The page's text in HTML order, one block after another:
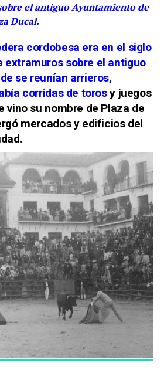
el antiguo Ayuntamiento de
Ducal.
cordobesa era en el siglo
extramuros sobre el antiguo
se reunían arrieros,
corridas de torosy juegos
vino su nombre de Plaza de
mercados y edificios del